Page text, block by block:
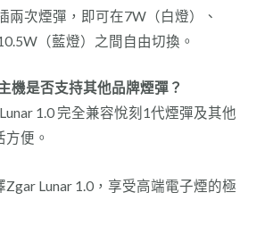
兩次煙彈，即可在7W（白燈）、
（藍燈）之間自由切換。
機是否支持其他品牌煙彈？
1.0 完全兼容悅刻1代煙彈及其他
便。
Lunar 1.0，享受高端電子煙的極